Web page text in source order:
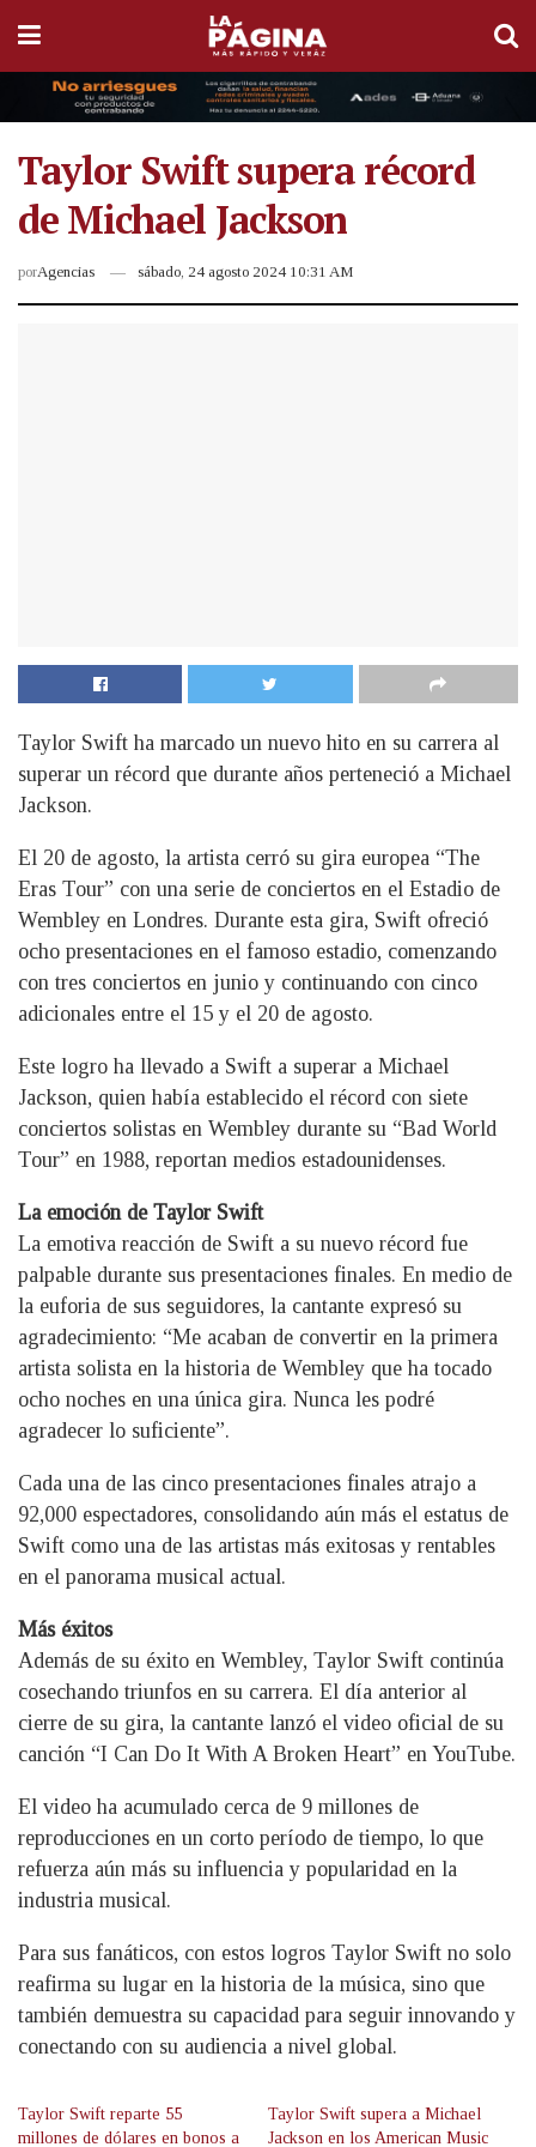
Taylor Swift supera récord
de Michael Jackson
porAgencias sábado, 24 agosto 2024 10:31 AM
Taylor Swift ha marcado un nuevo hito en su carrera al
superar un récord que durante años perteneció a Michael
Jackson.
El 20 de agosto, la artista cerró su gira europea “The
Eras Tour” con una serie de conciertos en el Estadio de
Wembley en Londres. Durante esta gira, Swift ofreció
ocho presentaciones en el famoso estadio, comenzando
con tres conciertos en junio y continuando con cinco
adicionales entre el 15 y el 20 de agosto.
Este logro ha llevado a Swift a superar a Michael
Jackson, quien había establecido el récord con siete
conciertos solistas en Wembley durante su “Bad World
Tour” en 1988, reportan medios estadounidenses.
La emoción de Taylor Swift
La emotiva reacción de Swift a su nuevo récord fue
palpable durante sus presentaciones finales. En medio de
la euforia de sus seguidores, la cantante expresó su
agradecimiento: “Me acaban de convertir en la primera
artista solista en la historia de Wembley que ha tocado
ocho noches en una única gira. Nunca les podré
agradecer lo suficiente”.
Cada una de las cinco presentaciones finales atrajo a
92,000 espectadores, consolidando aún más el estatus de
Swift como una de las artistas más exitosas y rentables
en el panorama musical actual.
Más éxitos
Además de su éxito en Wembley, Taylor Swift continúa
cosechando triunfos en su carrera. El día anterior al
cierre de su gira, la cantante lanzó el video oficial de su
canción “I Can Do It With A Broken Heart” en YouTube.
El video ha acumulado cerca de 9 millones de
reproducciones en un corto período de tiempo, lo que
refuerza aún más su influencia y popularidad en la
industria musical.
Para sus fanáticos, con estos logros Taylor Swift no solo
reafirma su lugar en la historia de la música, sino que
también demuestra su capacidad para seguir innovando y
conectando con su audiencia a nivel global.
Taylor Swift reparte 55
millones de dólares en bonos a
Taylor Swift supera a Michael
Jackson en los American Music